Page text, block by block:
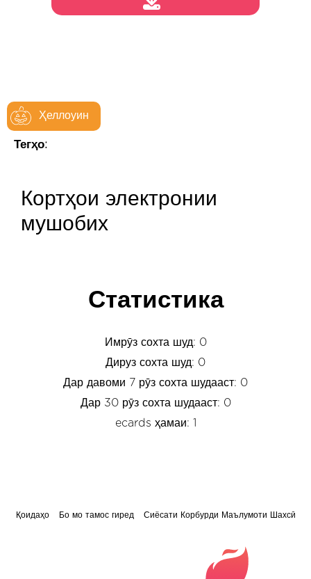
Ҳеллоуин
Тегҳо:
Кортҳои электронии
мушобих
Статистика
Имрӯз сохта шуд: 0
Дируз сохта шуд: 0
Дар давоми 7 рӯз сохта шудааст: 0
Дар 30 рӯз сохта шудааст: 0
ecards ҳамаи: 1
Қоидаҳо Бо мо тамос гиред Сиёсати Корбурди Маълумоти Шахсӣ